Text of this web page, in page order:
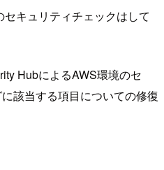
キュリティチェックはして
HubによるAWS環境のセ
該当する項目についての修復